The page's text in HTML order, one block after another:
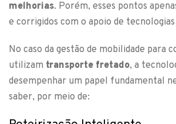
melhorias. Porém, esses pontos
e corrigidos com o apoio de
No caso da gestão de mobilidade para
utilizam transporte fretado, a
desempenhar um papel fundamental
saber, por meio de: